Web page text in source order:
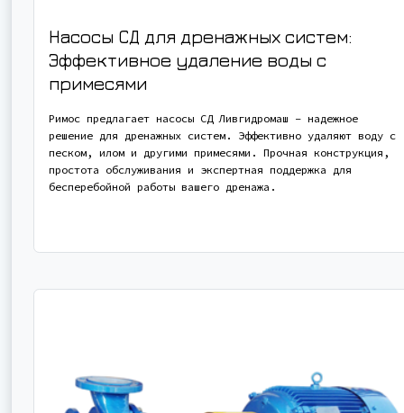
Насосы СД для дренажных систем:
Эффективное удаление воды с
примесями
Римос предлагает насосы СД Ливгидромаш – надежное
решение для дренажных систем. Эффективно удаляют воду с
песком, илом и другими примесями. Прочная конструкция,
простота обслуживания и экспертная поддержка для
бесперебойной работы вашего дренажа.